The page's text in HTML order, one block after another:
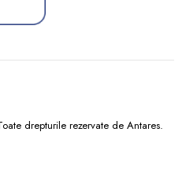
drepturile rezervate de Antares.